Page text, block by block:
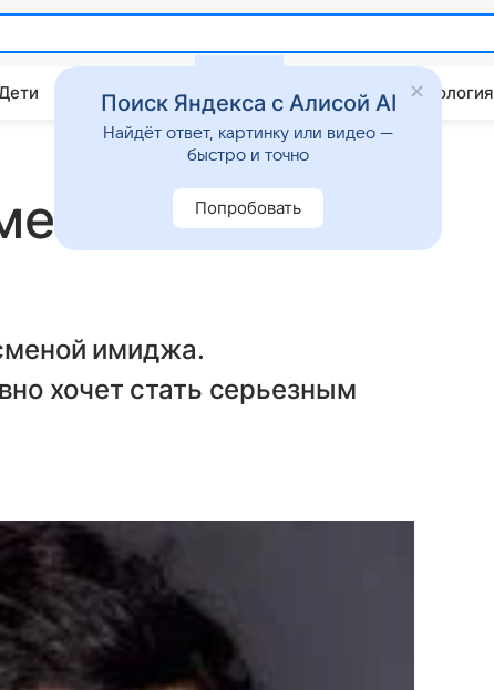
Дом Гороскопы Стиль жизни Психология
в
имиджа.
хочет стать серьезным
Поиск Яндекса с Алисой AI
Найдёт ответ, картинку или видео —
быстро и точно
Попробовать